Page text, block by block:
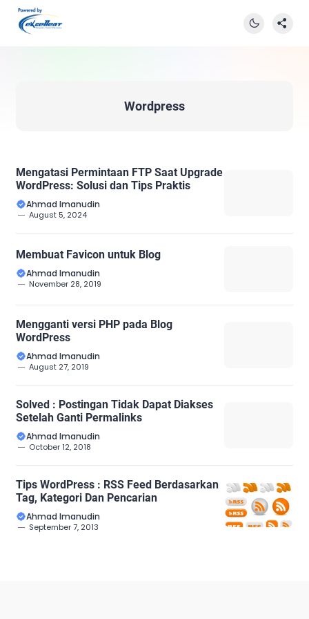
Wordpress
Mengatasi Permintaan FTP Saat Upgrade
WordPress: Solusi dan Tips Praktis
Ahmad Imanudin
August 5, 2024
Membuat Favicon untuk Blog
Ahmad Imanudin
November 28, 2019
Mengganti versi PHP pada Blog
WordPress
Ahmad Imanudin
August 27, 2019
Solved : Postingan Tidak Dapat Diakses
Setelah Ganti Permalinks
Ahmad Imanudin
October 12, 2018
Tips WordPress : RSS Feed Berdasarkan
Tag, Kategori Dan Pencarian
Ahmad Imanudin
September 7, 2013